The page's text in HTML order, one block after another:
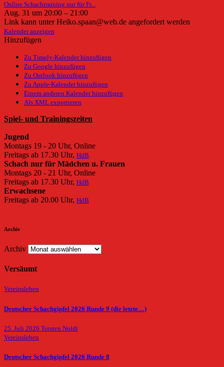
Online Schachtraining nur für Fr...
Aug. 31 um 20:00 – 21:00
Link kann unter Heiko.spaan@web.de angefordert werden
Kalender anzeigen
Hinzufügen
Zu Timely-Kalender hinzufügen
Zu Google hinzufügen
Zu Outlook hinzufügen
Zu Apple-Kalender hinzufügen
Einem anderen Kalender hinzufügen
Als XML exportieren
Spiel- und Trainingszeiten
Jugend
Montags 19 - 20 Uhr, Online
Freitags ab 17.30 Uhr, HdB
Schach nur für Mädchen u. Frauen
Montags 20 - 21 Uhr, Online
Freitags ab 17.30 Uhr, HdB
Erwachsene
Freitags ab 20.00 Uhr, HdB
Archiv
Archiv
Versäumt
Vereinsleben
Deutscher Schachgipfel 2026 Runde 9 (die letzte…)
25. Juli 2026 Torsten Noldt
Vereinsleben
Deutscher Schachgipfel 2026 Runde 8